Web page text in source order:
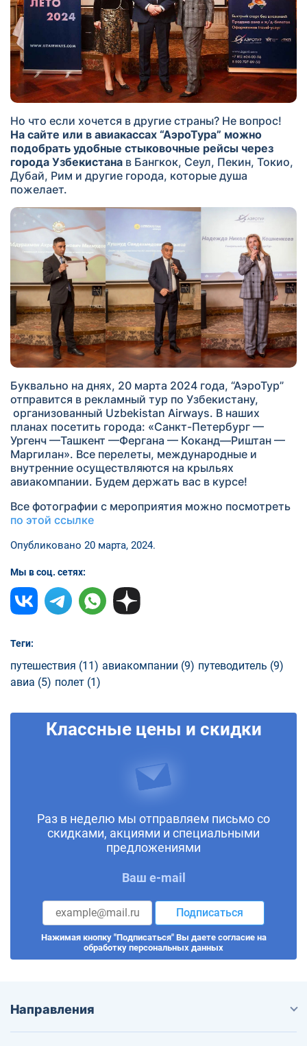
Но что если хочется в другие страны? Не вопрос!
На сайте или в авиакассах “АэроТура” можно
подобрать удобные стыковочные рейсы через
города Узбекистана в Бангкок, Сеул, Пекин, Токио,
Дубай, Рим и другие города, которые душа
пожелает.
Буквально на днях, 20 марта 2024 года, “АэроТур”
отправится в рекламный тур по Узбекистану,
организованный Uzbekistan Airways. В наших
планах посетить города: «Санкт-Петербург —
Ургенч —Ташкент —Фергана — Коканд—Риштан —
Маргилан». Все перелеты, международные и
внутренние осуществляются на крыльях
авиакомпании. Будем держать вас в курсе!
Все фотографии с мероприятия можно посмотреть
по этой ссылке
Опубликовано 20 марта, 2024.
Мы в соц. сетях:
Теги:
путешествия (11) авиакомпании (9) путеводитель (9)
авиа (5) полет (1)
Классные цены и скидки
Раз в неделю мы отправляем письмо со
скидками, акциями и специальными
предложениями
Ваш e-mail
Подписаться
Нажимая кнопку "Подписаться" Вы даете согласие на
обработку персональных данных
Направления